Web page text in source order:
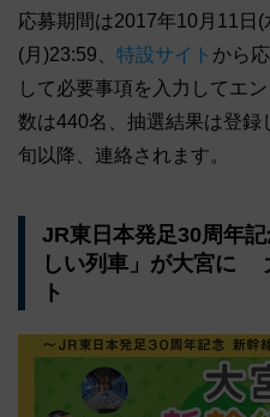
応募期間は2017年10月11日(
(月)23:59、 特設サイト から
して必要事項を入力してエ
数は440名、抽選結果は登
旬以降、連絡されます。
JR東日本発足30周年
しい列車」が大宮に
ト